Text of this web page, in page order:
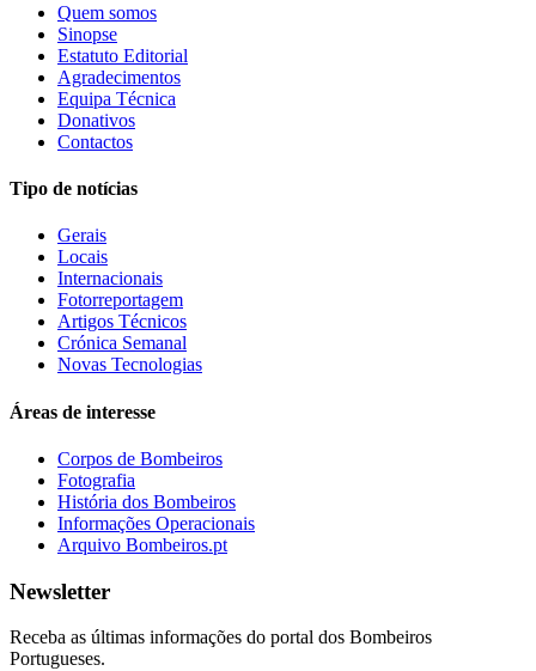
Quem somos
Sinopse
Estatuto Editorial
Agradecimentos
Equipa Técnica
Donativos
Contactos
Tipo de notícias
Gerais
Locais
Internacionais
Fotorreportagem
Artigos Técnicos
Crónica Semanal
Novas Tecnologias
Áreas de interesse
Corpos de Bombeiros
Fotografia
História dos Bombeiros
Informações Operacionais
Arquivo Bombeiros.pt
Newsletter
Receba as últimas informações do portal dos Bombeiros
Portugueses.